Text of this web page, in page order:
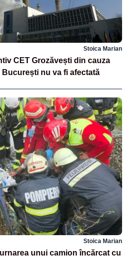
Stoica Marian
CET Grozăvești din cauza
nu va fi afectată
Stoica Marian
unui camion încărcat cu